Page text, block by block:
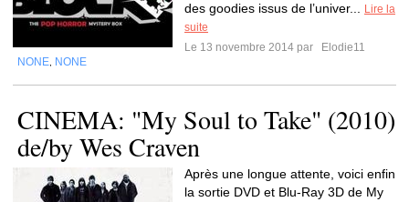
des goodies issus de l’univer...
Lire la
suite
Le 13 novembre 2014 par
Elodie11
NONE NONE
CINEMA: "My Soul to Take" (2010)
de/by Wes Craven
Après une longue attente, voici enfin
la sortie DVD et Blu-Ray 3D de My